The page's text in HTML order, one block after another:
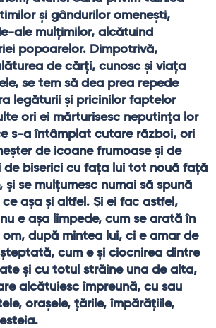
şi gândurilor omeneşti,
ale mulţimilor, alcătuind
popoarelor. Dimpotrivă,
de cărţi, cunosc şi viaţa
se tem să dea prea repede
legăturii şi pricinilor faptelor
ori ei mărturisesc neputinţa lor
s-a întâmplat cutare război, ori
de icoane frumoase şi de
de biserici cu faţa lui tot nouă faţă
şi se mulţumesc numai să spună
aşa şi altfel. Şi ei fac astfel,
e aşa limpede, cum se arată în
după mintea lui, ci e amar de
cum e şi ciocnirea dintre
şi cu totul străine una de alta,
alcătuiesc împreună, cu sau
oraşele, ţările, împărăţiile,